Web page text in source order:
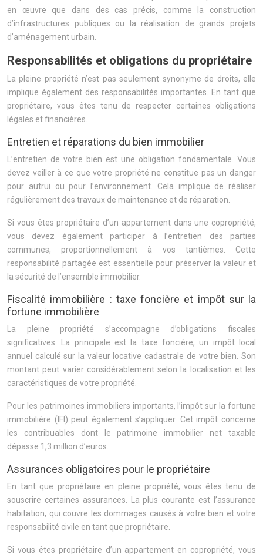
en œuvre que dans des cas précis, comme la construction
d’infrastructures publiques ou la réalisation de grands projets
d’aménagement urbain.
Responsabilités et obligations du propriétaire
La pleine propriété n’est pas seulement synonyme de droits, elle
implique également des responsabilités importantes. En tant que
propriétaire, vous êtes tenu de respecter certaines obligations
légales et financières.
Entretien et réparations du bien immobilier
L’entretien de votre bien est une obligation fondamentale. Vous
devez veiller à ce que votre propriété ne constitue pas un danger
pour autrui ou pour l’environnement. Cela implique de réaliser
régulièrement des travaux de maintenance et de réparation.
Si vous êtes propriétaire d’un appartement dans une copropriété,
vous devez également participer à l’entretien des parties
communes, proportionnellement à vos tantièmes. Cette
responsabilité partagée est essentielle pour préserver la valeur et
la sécurité de l’ensemble immobilier.
Fiscalité immobilière : taxe foncière et impôt sur la
fortune immobilière
La pleine propriété s’accompagne d’obligations fiscales
significatives. La principale est la taxe foncière, un impôt local
annuel calculé sur la valeur locative cadastrale de votre bien. Son
montant peut varier considérablement selon la localisation et les
caractéristiques de votre propriété.
Pour les patrimoines immobiliers importants, l’impôt sur la fortune
immobilière (IFI) peut également s’appliquer. Cet impôt concerne
les contribuables dont le patrimoine immobilier net taxable
dépasse 1,3 million d’euros.
Assurances obligatoires pour le propriétaire
En tant que propriétaire en pleine propriété, vous êtes tenu de
souscrire certaines assurances. La plus courante est l’assurance
habitation, qui couvre les dommages causés à votre bien et votre
responsabilité civile en tant que propriétaire.
Si vous êtes propriétaire d’un appartement en copropriété, vous